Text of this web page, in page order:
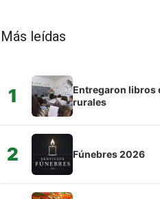
Más leídas
1
Entregaron libros
rurales
2 Fúnebres 2026